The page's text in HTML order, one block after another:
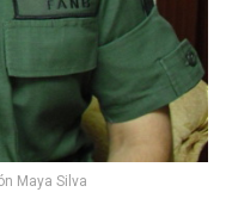
Maya Silva